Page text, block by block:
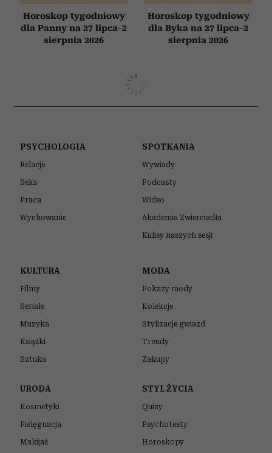
Horoskop tygodniowy
dla Panny na 27 lipca–2
sierpnia 2026
Horoskop tygodniowy
dla Byka na 27 lipca–2
sierpnia 2026
PSYCHOLOGIA
Relacje
Seks
Praca
Wychowanie
SPOTKANIA
Wywiady
Podcasty
Wideo
Akademia Zwierciadła
Kulisy naszych sesji
KULTURA
Filmy
Seriale
Muzyka
Książki
Sztuka
MODA
Pokazy mody
Kolekcje
Stylizacje gwiazd
Trendy
Zakupy
URODA
Kosmetyki
Pielęgnacja
Makijaż
STYL ŻYCIA
Quizy
Psychotesty
Horoskopy